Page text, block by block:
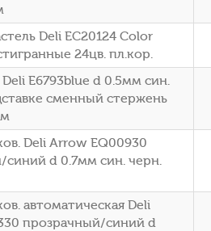
Deli EC20124 Color
24цв. пл.кор.
Deli E6793blue d 0.5мм син.
сменный стержень
Deli Arrow EQ00930
синий d 0.7мм син. черн.
автоматическая Deli
прозрачный/синий d